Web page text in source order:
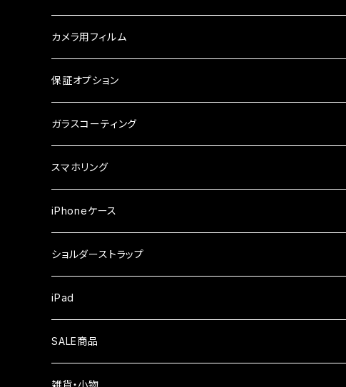
ケース・カバー
ケース
ガラスフィルム
ケース
ケース
AQUOS
ガラスフィルム
arrows
ガラスフィルム
シンプルスマホ
ガラスフィルム
らくらくスマホ
ガラスフィルム
OPPO
ガラスフィルム
Xiaomi
ガラスフィルム
カメラ用フィルム
iPhone
iPhone17e
iPhone17ProMax
iPhone16
Android
保証オプション
ガラスコーティング
スマホリング
iPhoneケース
ショルダーストラップ
iPad
液晶フィルム
SALE商品
雑貨・小物